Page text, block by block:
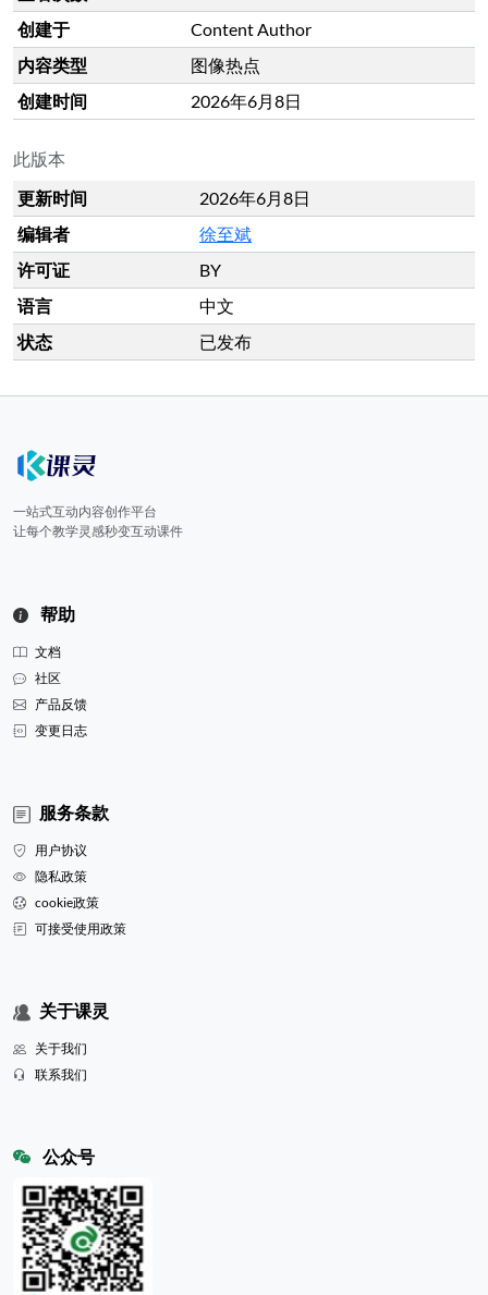
创建于
Content Author
内容类型
图像热点
创建时间
2026年6月8日
此版本
更新时间
2026年6月8日
编辑者
徐至斌
许可证
BY
语言
中文
状态
已发布
一站式互动内容创作平台
让每个教学灵感秒变互动课件
帮助
文档
社区
产品反馈
变更日志
服务条款
用户协议
隐私政策
cookie政策
可接受使用政策
关于课灵
关于我们
联系我们
公众号